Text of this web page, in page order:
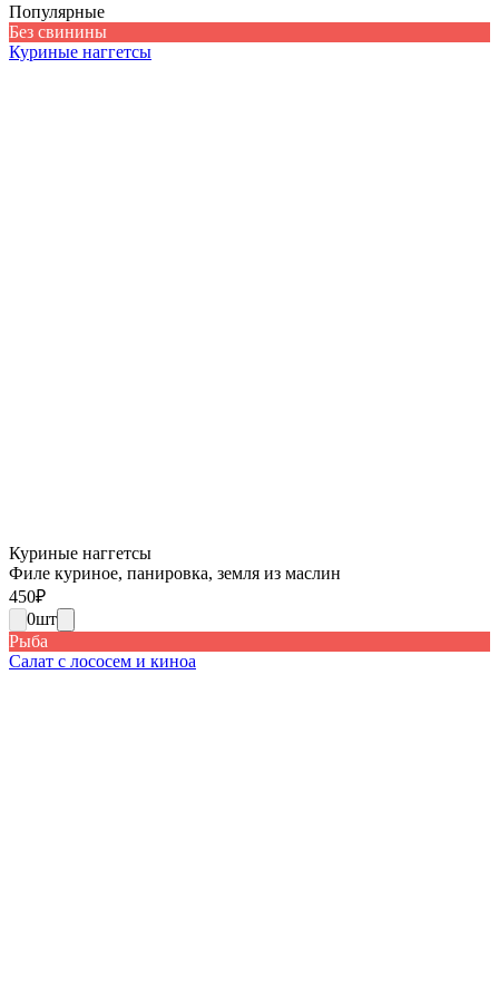
Популярные
Без свинины
Куриные наггетсы
Куриные наггетсы
Филе куриное, панировка, земля из маслин
450₽
0шт
Рыба
Салат с лососем и киноа